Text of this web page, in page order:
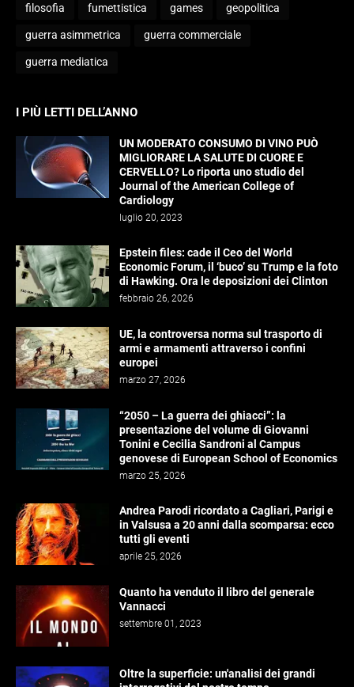
filosofia fumettistica games geopolitica
guerra asimmetrica guerra commerciale
guerra mediatica
I PIÙ LETTI DELL’ANNO
UN MODERATO CONSUMO DI VINO PUÒ
MIGLIORARE LA SALUTE DI CUORE E
CERVELLO? Lo riporta uno studio del
Journal of the American College of
Cardiology
luglio 20, 2023
Epstein files: cade il Ceo del World
Economic Forum, il ‘buco’ su Trump e la foto
di Hawking. Ora le deposizioni dei Clinton
febbraio 26, 2026
UE, la controversa norma sul trasporto di
armi e armamenti attraverso i confini
europei
marzo 27, 2026
“2050 – La guerra dei ghiacci”: la
presentazione del volume di Giovanni
Tonini e Cecilia Sandroni al Campus
genovese di European School of Economics
marzo 25, 2026
Andrea Parodi ricordato a Cagliari, Parigi e
in Valsusa a 20 anni dalla scomparsa: ecco
tutti gli eventi
aprile 25, 2026
Quanto ha venduto il libro del generale
Vannacci
settembre 01, 2023
Oltre la superficie: un'analisi dei grandi